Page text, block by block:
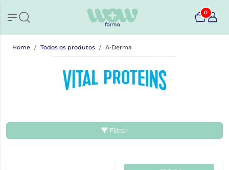
0
Home Todos os produtos A-Derma
Filtrar